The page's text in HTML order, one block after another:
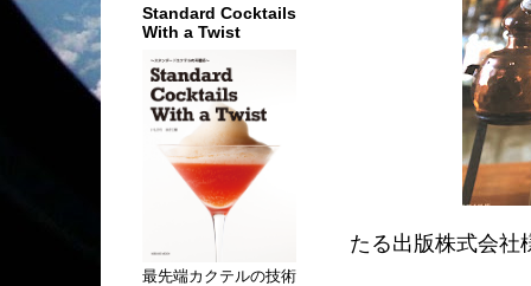
たる出版株式会社
Standard Cocktails
With a Twist
最先端カクテルの技術